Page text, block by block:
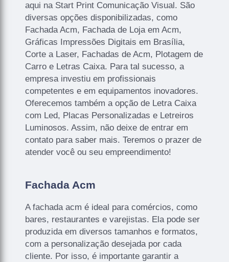
aqui na Start Print Comunicação Visual. São
diversas opções disponibilizadas, como
Fachada Acm, Fachada de Loja em Acm,
Gráficas Impressões Digitais em Brasília,
Corte a Laser, Fachadas de Acm, Plotagem de
Carro e Letras Caixa. Para tal sucesso, a
empresa investiu em profissionais
competentes e em equipamentos inovadores.
Oferecemos também a opção de Letra Caixa
com Led, Placas Personalizadas e Letreiros
Luminosos. Assim, não deixe de entrar em
contato para saber mais. Teremos o prazer de
atender você ou seu empreendimento!
Fachada Acm
A fachada acm é ideal para comércios, como
bares, restaurantes e varejistas. Ela pode ser
produzida em diversos tamanhos e formatos,
com a personalização desejada por cada
cliente. Por isso, é importante garantir a